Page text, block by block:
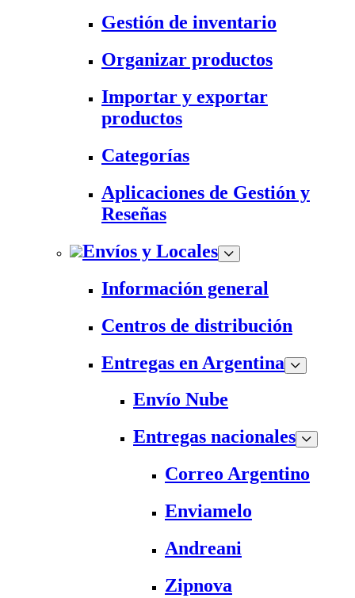
Gestión de inventario
Organizar productos
Importar y exportar
productos
Categorías
Aplicaciones de Gestión y
Reseñas
Envíos y Locales
Información general
Centros de distribución
Entregas en Argentina
Envío Nube
Entregas nacionales
Correo Argentino
Enviamelo
Andreani
Zipnova